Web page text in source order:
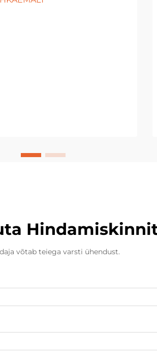
– see peaks
võtab teiega varsti ühendust.